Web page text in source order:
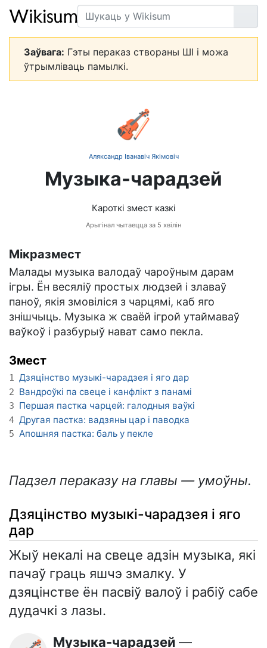
Пошук
Заўвага: Гэты пераказ створаны ШІ і можа
ўтрымліваць памылкі.
🎻
Аляксандр Іванавіч Якімовіч
Музыка-чарадзей
Кароткі змест казкі
Арыгінал чытаецца за 5 хвілін
Мікразмест
Малады музыка валодаў чароўным дарам
ігры. Ён весяліў простых людзей і злаваў
паноў, якія змовіліся з чарцямі, каб яго
знішчыць. Музыка ж сваёй ігрой утаймаваў
ваўкоў і разбурыў нават само пекла.
Змест
1 Дзяцінство музыкі-чарадзея і яго дар
2 Вандроўкі па свеце і канфлікт з панамі
3 Першая пастка чарцей: галодныя ваўкі
4 Другая пастка: вадзяны цар і паводка
5 Апошняя пастка: баль у пекле
Падзел пераказу на главы — умоўны.
Дзяцінство музыкі-чарадзея і яго
дар
Жыў некалі на свеце адзін музыка, які
пачаў граць яшчэ змалку. У
дзяцінстве ён пасвіў валоў і рабіў сабе
дудачкі з лазы.
Музыка-чарадзей —